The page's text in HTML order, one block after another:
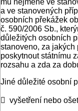
a ve stanovených
osobních překážek
č. 590/2006 Sb.,
důležitých osobních
stanoveno, za
poskytnout státnímu
rozsahu a zda za
Jiné důležité osobní
 vyšetření nebo